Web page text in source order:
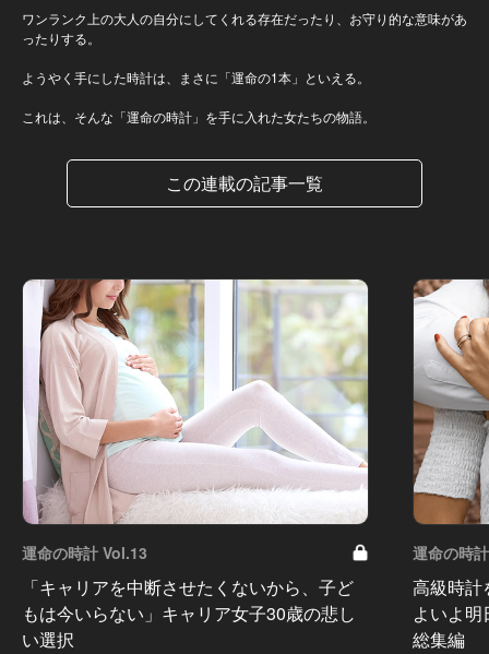
ワンランク上の大人の自分にしてくれる存在だったり、お守り的な意味があ
ったりする。
ようやく手にした時計は、まさに「運命の1本」といえる。
これは、そんな「運命の時計」を手に入れた女たちの物語。
この連載の記事一覧
運命の時計 Vol.13
「キャリアを中断させたくないから、子ど
もは今いらない」キャリア女子30歳の悲し
い選択
運命の時
高級時計
よいよ
総集編